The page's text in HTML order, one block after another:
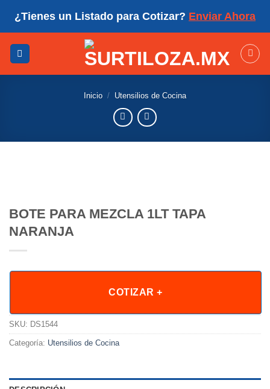
¿Tienes un Listado para Cotizar? Enviar Ahora
Inicio / Utensilios de Cocina
BOTE PARA MEZCLA 1LT TAPA
NARANJA
COTIZAR +
SKU: DS1544
Categoría: Utensilios de Cocina